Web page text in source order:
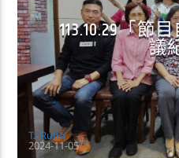
113.10.29「節
議
Tz Rung
2024-11-05